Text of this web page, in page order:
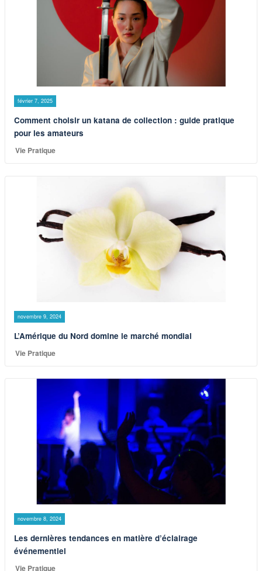
février 7, 2025
Comment choisir un katana de collection : guide pratique
pour les amateurs
Vie Pratique
novembre 9, 2024
L’Amérique du Nord domine le marché mondial
Vie Pratique
novembre 8, 2024
Les dernières tendances en matière d’éclairage
événementiel
Vie Pratique